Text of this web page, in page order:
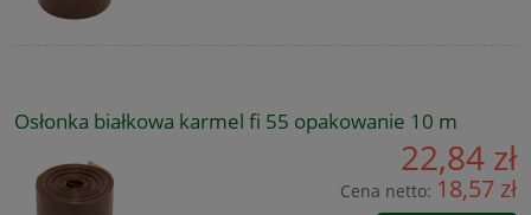
Osłonka białkowa karmel fi 55 opakowanie 10 m
22,84 zł
Cena netto: 18,57 zł